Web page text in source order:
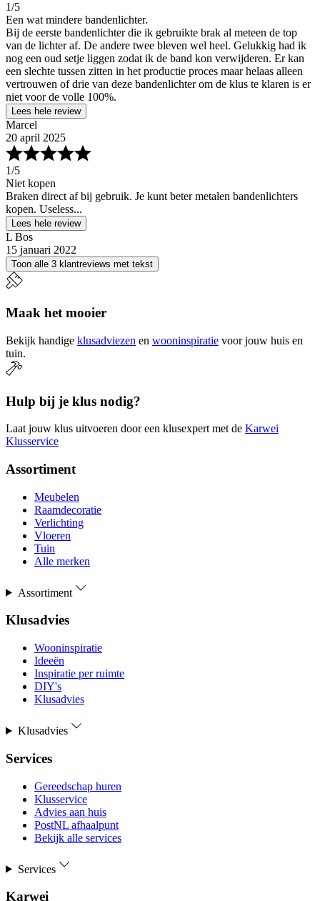
1/5
Een wat mindere bandenlichter.
Bij de eerste bandenlichter die ik gebruikte brak al meteen de top
van de lichter af. De andere twee bleven wel heel. Gelukkig had ik
nog een oud setje liggen zodat ik de band kon verwijderen. Er kan
een slechte tussen zitten in het productie proces maar helaas alleen
vertrouwen of drie van deze bandenlichter om de klus te klaren is er
niet voor de volle 100%.
Lees hele review
Marcel
20 april 2025
1/5
Niet kopen
Braken direct af bij gebruik. Je kunt beter metalen bandenlichters
kopen. Useless...
Lees hele review
L Bos
15 januari 2022
Toon alle 3 klantreviews met tekst
Maak het mooier
Bekijk handige klusadviezen en wooninspiratie voor jouw huis en
tuin.
Hulp bij je klus nodig?
Laat jouw klus uitvoeren door een klusexpert met de Karwei
Klusservice
Assortiment
Meubelen
Raamdecoratie
Verlichting
Vloeren
Tuin
Alle merken
Assortiment
Klusadvies
Wooninspiratie
Ideeën
Inspiratie per ruimte
DIY's
Klusadvies
Klusadvies
Services
Gereedschap huren
Klusservice
Advies aan huis
PostNL afhaalpunt
Bekijk alle services
Services
Karwei